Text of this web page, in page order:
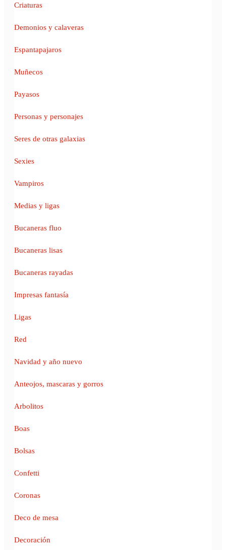
Criaturas
Demonios y calaveras
Espantapajaros
Muñecos
Payasos
Personas y personajes
Seres de otras galaxias
Sexies
Vampiros
Medias y ligas
Bucaneras fluo
Bucaneras lisas
Bucaneras rayadas
Impresas fantasía
Ligas
Red
Navidad y año nuevo
Anteojos, mascaras y gorros
Arbolitos
Boas
Bolsas
Confetti
Coronas
Deco de mesa
Decoración